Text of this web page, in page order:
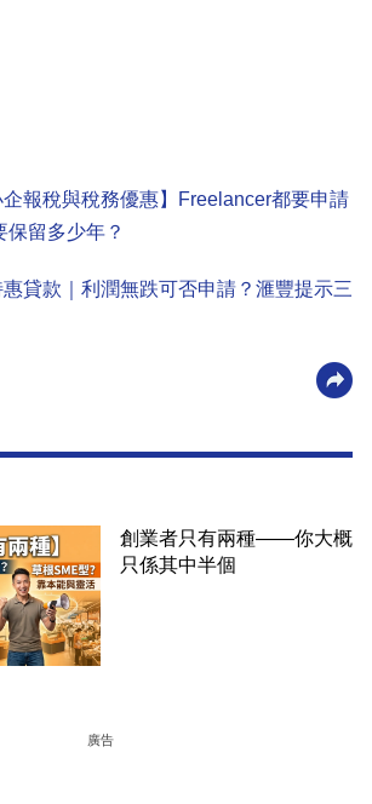
企報稅與稅務優惠】Freelancer都要申請
保留多少年？
貸款｜利潤無跌可否申請？滙豐提示三
創業者只有兩種——你大概
只係其中半個
廣告